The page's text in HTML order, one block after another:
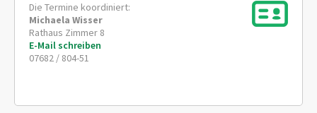
Die Termine koordiniert:
Michaela Wisser
Rathaus Zimmer 8
E-Mail schreiben
07682 / 804-51